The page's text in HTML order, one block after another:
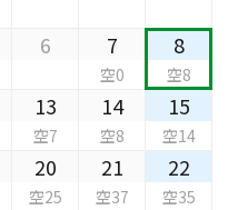
6 7
空0
8
空8
13
空7
14
空8
15
空14
20
空25
21
空37
22
空35